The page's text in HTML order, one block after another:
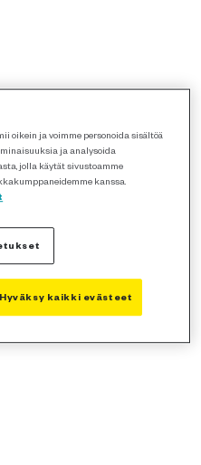
oikein ja voimme personoida sisältöä
ja analysoida
jolla käytät sivustoamme
kanssa.
Hyväksy kaikki evästeet